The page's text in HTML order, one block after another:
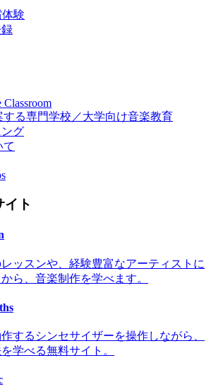
験
Classroom
する専門学校／大学向け音楽教育
グ
て
イト
ッスンや、経験豊富なアーティストに
ら、音楽制作を学べます。
するシンセサイザーを操作しながら、
学べる無料サイト。